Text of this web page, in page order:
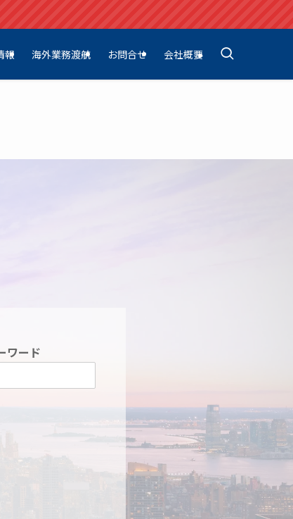
報 海外業務渡航 お問合せ 会社概要
ワード